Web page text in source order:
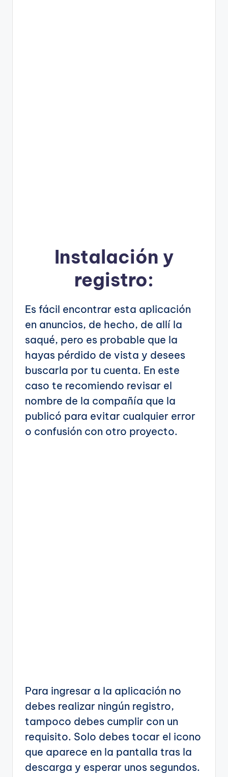
Instalación y
registro:
Es fácil encontrar esta aplicación
en anuncios, de hecho, de allí la
saqué, pero es probable que la
hayas pérdido de vista y desees
buscarla por tu cuenta. En este
caso te recomiendo revisar el
nombre de la compañía que la
publicó para evitar cualquier error
o confusión con otro proyecto.
Para ingresar a la aplicación no
debes realizar ningún registro,
tampoco debes cumplir con un
requisito. Solo debes tocar el icono
que aparece en la pantalla tras la
descarga y esperar unos segundos.